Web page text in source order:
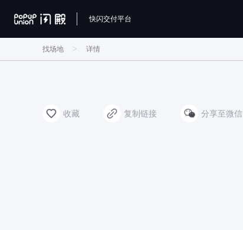
快闪交付平台
找场地 > 详情
收藏 复制链接 分享至微信